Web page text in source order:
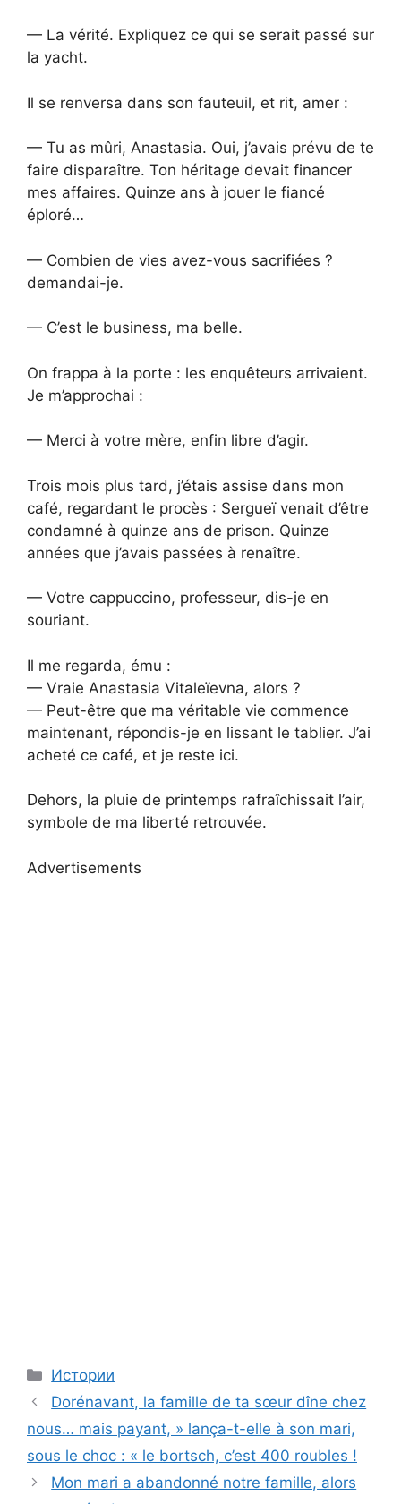
— La vérité. Expliquez ce qui se serait passé sur
la yacht.
Il se renversa dans son fauteuil, et rit, amer :
— Tu as mûri, Anastasia. Oui, j’avais prévu de te
faire disparaître. Ton héritage devait financer
mes affaires. Quinze ans à jouer le fiancé
éploré…
— Combien de vies avez-vous sacrifiées ?
demandai-je.
— C’est le business, ma belle.
On frappa à la porte : les enquêteurs arrivaient.
Je m’approchai :
— Merci à votre mère, enfin libre d’agir.
Trois mois plus tard, j’étais assise dans mon
café, regardant le procès : Sergueï venait d’être
condamné à quinze ans de prison. Quinze
années que j’avais passées à renaître.
— Votre cappuccino, professeur, dis-je en
souriant.
Il me regarda, ému :
— Vraie Anastasia Vitaleïevna, alors ?
— Peut-être que ma véritable vie commence
maintenant, répondis-je en lissant le tablier. J’ai
acheté ce café, et je reste ici.
Dehors, la pluie de printemps rafraîchissait l’air,
symbole de ma liberté retrouvée.
Advertisements
Categories
Истории
Dorénavant, la famille de ta sœur dîne chez
nous… mais payant, » lança-t-elle à son mari,
sous le choc : « le bortsch, c’est 400 roubles !
Mon mari a abandonné notre famille, alors